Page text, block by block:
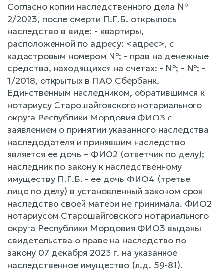
Согласно копии наследственного дела №
2/2023, после смерти П.Г.Б. открылось
наследство в виде: - квартиры,
расположенной по адресу: <адрес>, с
кадастровым номером №; - прав на денежные
средства, находящихся на счетах: - №; - №; -
1/2018, открытых в ПАО Сбербанк.
Единственным наследником, обратившимся к
нотариусу Старошайговского нотариального
округа Республики Мордовия ФИО3 с
заявлением о принятии указанного наследства
наследодателя и принявшим наследство
является ее дочь – ФИО2 (ответчик по делу);
наследник по закону к наследственному
имуществу П.Г.Б. - ее дочь ФИО4 (третье
лицо по делу) в установленный законом срок
наследство своей матери не принимала. ФИО2
нотариусом Старошайговского нотариального
округа Республики Мордовия ФИО3 выданы
свидетельства о праве на наследство по
закону 07 декабря 2023 г. на указанное
наследственное имущество (л.д. 59-81).